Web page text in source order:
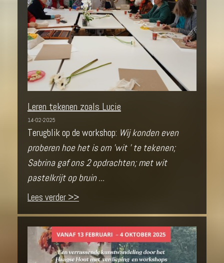
Leren tekenen zoals Lucie
14-02-2025
Terugblik op de workshop: Wij konden even
proberen hoe het is om 'wit ' te tekenen;
Sabrina gaf ons 2 opdrachten; met wit
pastelkrijt op bruin ...
Lees verder >>